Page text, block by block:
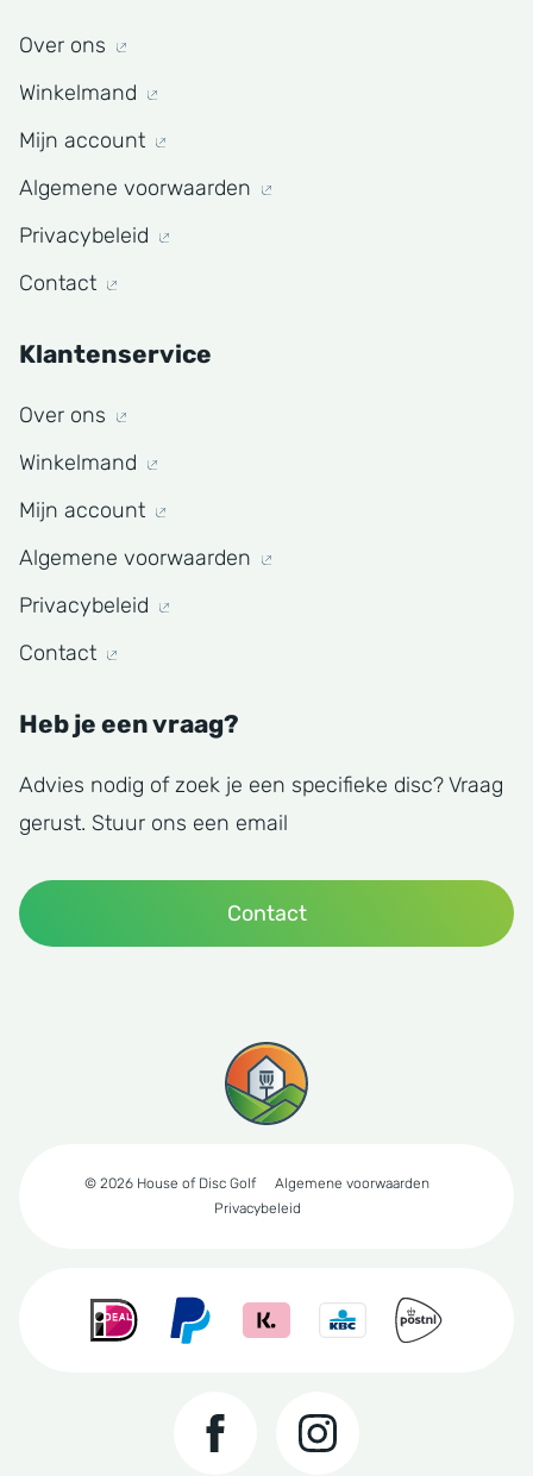
Over ons
Winkelmand
Mijn account
Algemene voorwaarden
Privacybeleid
Contact
Klantenservice
Over ons
Winkelmand
Mijn account
Algemene voorwaarden
Privacybeleid
Contact
Heb je een vraag?
Advies nodig of zoek je een specifieke disc? Vraag
gerust. Stuur ons een email
Contact
© 2026 House of Disc Golf
Algemene voorwaarden
Privacybeleid